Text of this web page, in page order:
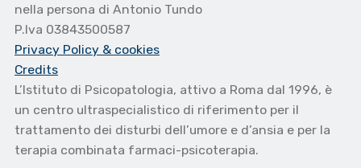
nella persona di Antonio Tundo
P.Iva 03843500587
Privacy Policy & cookies
Credits
L’Istituto di Psicopatologia, attivo a Roma dal 1996, è
un centro ultraspecialistico di riferimento per il
trattamento dei disturbi dell’umore e d’ansia e per la
terapia combinata farmaci-psicoterapia.